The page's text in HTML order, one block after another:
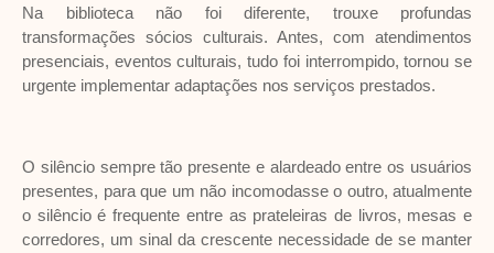
Na biblioteca não foi diferente, trouxe profundas
transformações sócios culturais. Antes, com atendimentos
presenciais, eventos culturais, tudo foi interrompido, tornou se
urgente implementar adaptações nos serviços prestados.
O silêncio sempre tão presente e alardeado entre os usuários
presentes, para que um não incomodasse o outro, atualmente
o silêncio é frequente entre as prateleiras de livros, mesas e
corredores, um sinal da crescente necessidade de se manter